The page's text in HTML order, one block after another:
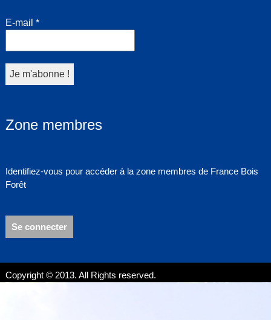
E-mail *
Zone membres
Identifiez-vous pour accéder à la zone membres de France Bois
Forêt
Se connecter
Copyright © 2013. All Rights reserved.